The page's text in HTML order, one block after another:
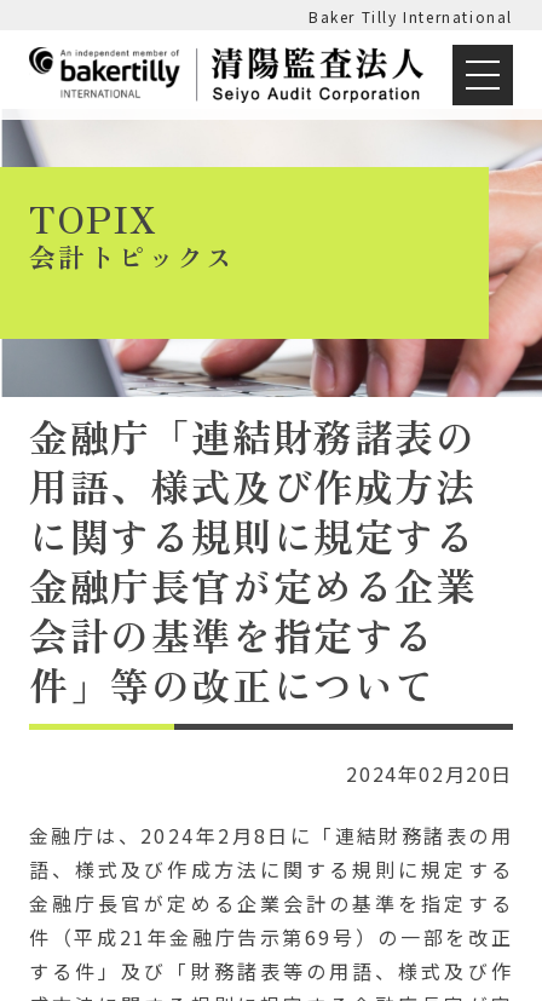
Baker Tilly International
TOPIX
会計トピックス
金融庁「連結財務諸表の
用語、様式及び作成方法
に関する規則に規定する
金融庁長官が定める企業
会計の基準を指定する
件」等の改正について
2024年02月20日
金融庁は、2024年2月8日に「連結財務諸表の用
語、様式及び作成方法に関する規則に規定する
金融庁長官が定める企業会計の基準を指定する
件（平成21年金融庁告示第69号）の一部を改正
する件」及び「財務諸表等の用語、様式及び作